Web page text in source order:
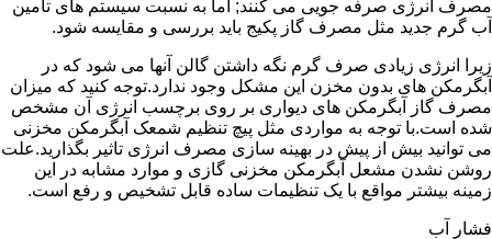
مصرف انرژی صرفه جویی می کنند; اما به نسبت سیستم های تامین
آب گرم جدید مثل مصرف گاز پکیج باید بررسی و مقایسه شود.
زیرا انرژی زیادی صرف گرم نگه داشتن گالن آنها می شود که در
آبگرمکن های بدون مخزن این مشکل وجود ندارد.توجه کنید که میزان
مصرف گاز آبگرمکن های دیواری بر روی برچسب انرژی آن مشخص
شده است.با توجه به مواردی مثل پیچ تنظیم شمعک آبگرمکن مخزنی
می توانید بیش از پیش در بهینه سازی مصرف انرژی تاثیر بگذارید.علت
روشن نشدن مشعل آبگرمکن مخزنی گازی و موارد مشابه در این
زمینه بیشتر مواقع با یک تنظیمات ساده قابل تشخیص و رفع است.
فشار آب